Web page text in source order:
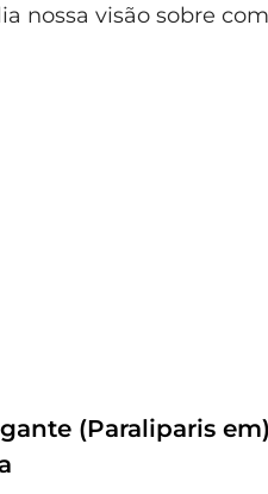
nossa visão sobre
(Paraliparis